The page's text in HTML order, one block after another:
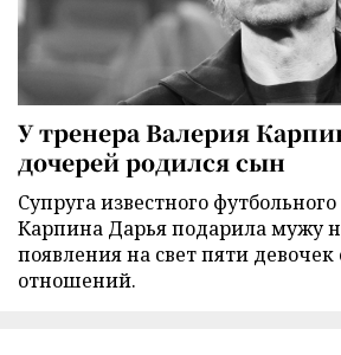
У тренера Валерия
дочерей родился сын
Супруга известного
Карпина Дарья подарила мужу
появления на свет пяти девочек
отношений.